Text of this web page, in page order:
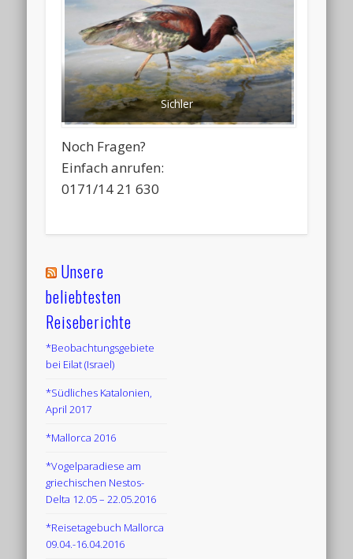
Sichler
Noch Fragen?
Einfach anrufen:
0171/14 21 630
Unsere
beliebtesten
Reiseberichte
*Beobachtungsgebiete
bei Eilat (Israel)
*Südliches Katalonien,
April 2017
*Mallorca 2016
*Vogelparadiese am
griechischen Nestos-
Delta 12.05 – 22.05.2016
*Reisetagebuch Mallorca
09.04.-16.04.2016